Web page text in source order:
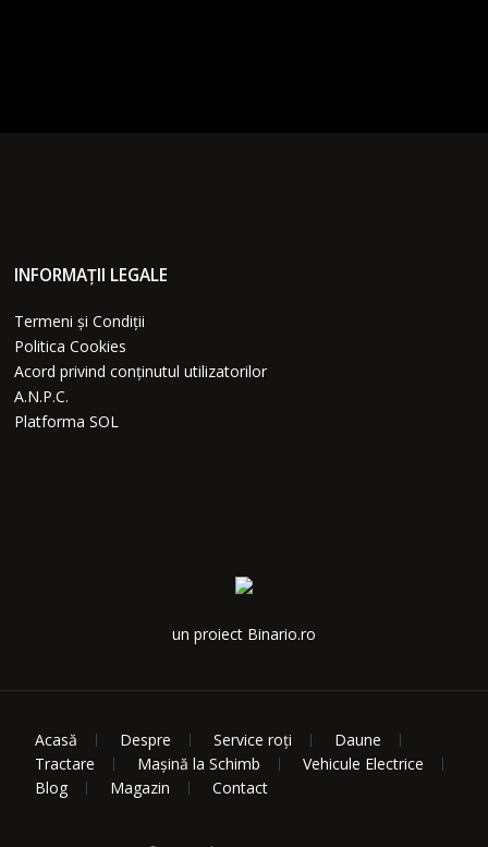
INFORMAȚII LEGALE
Termeni și Condiții
Politica Cookies
Acord privind conținutul utilizatorilor
A.N.P.C.
Platforma SOL
un proiect Binario.ro
Acasă Despre Service roți
Daune
Tractare
Mașină la Schimb
Vehicule Electrice
Blog
Magazin Contact